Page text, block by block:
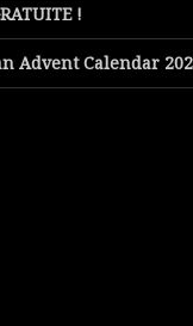
!
Advent Calendar